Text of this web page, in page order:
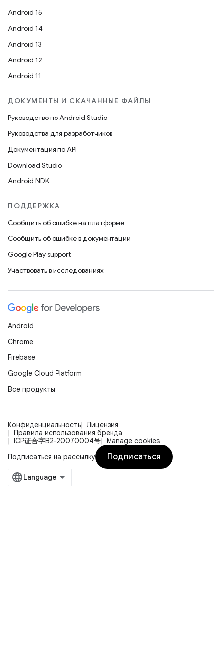
Android 15
Android 14
Android 13
Android 12
Android 11
ДОКУМЕНТЫ И СКАЧАННЫЕ ФАЙЛЫ
Руководство по Android Studio
Руководства для разработчиков
Документация по API
Download Studio
Android NDK
ПОДДЕРЖКА
Сообщить об ошибке на платформе
Сообщить об ошибке в документации
Google Play support
Участвовать в исследованиях
Android
Chrome
Firebase
Google Cloud Platform
Все продукты
Конфиденциальность
Лицензия
Правила использования бренда
ICP证合字B2-20070004号
Manage cookies
Подписаться на рассылку
Подписаться